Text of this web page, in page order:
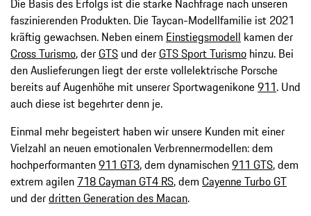
Die Basis des Erfolgs ist die starke Nachfrage nach unseren
faszinierenden Produkten. Die Taycan-Modellfamilie ist 2021
kräftig gewachsen. Neben einem Einstiegsmodell kamen der
Cross Turismo, derGTS und derGTS Sport Turismo hinzu. Bei
den Auslieferungen liegt der erste vollelektrische Porsche
bereits auf Augenhöhe mit unserer Sportwagenikone911. Und
auch diese ist begehrter denn je.
Einmal mehr begeistert haben wir unsere Kunden mit einer
Vielzahl an neuen emotionalen Verbrennermodellen: dem
hochperformanten911 GT3, dem dynamischen911 GTS, dem
extrem agilen 718 Cayman GT4 RS, dem Cayenne Turbo GT
und derdritten Generation des Macan.